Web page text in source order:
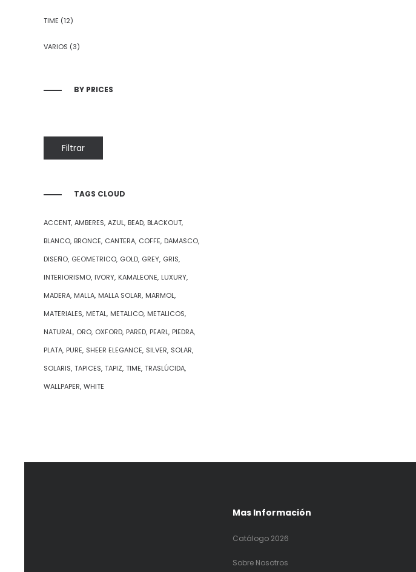
TIME (12)
VARIOS (3)
BY PRICES
Precio
mínimo
Precio
máximo
Filtrar
TAGS CLOUD
ACCENT AMBERES AZUL BEAD BLACKOUT
BLANCO BRONCE CANTERA COFFE DAMASCO
DISEÑO GEOMETRICO GOLD GREY GRIS
INTERIORISMO IVORY KAMALEONE LUXURY
MADERA MALLA MALLA SOLAR MARMOL
MATERIALES METAL METALICO METALICOS
NATURAL ORO OXFORD PARED PEARL PIEDRA
PLATA PURE SHEER ELEGANCE SILVER SOLAR
SOLARIS TAPICES TAPIZ TIME TRASLÚCIDA
WALLPAPER WHITE
Mas Información
Catálogo 2026
Sobre Nosotros